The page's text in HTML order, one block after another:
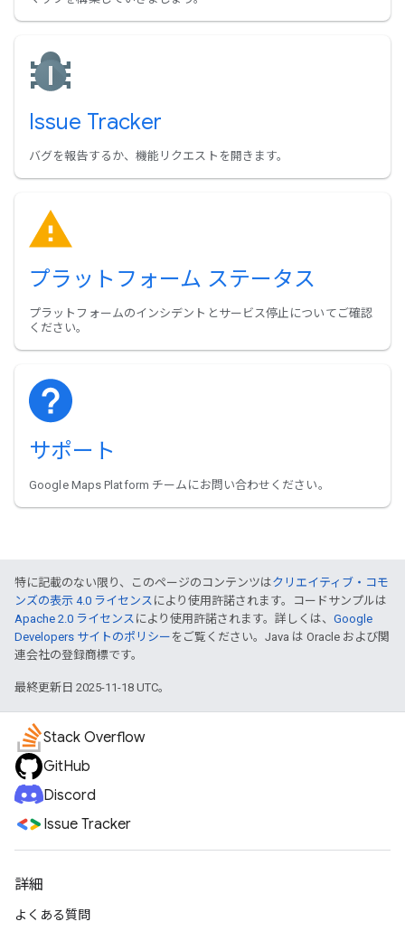
Issue Tracker
バグを報告するか、機能リクエストを開きます。
プラットフォーム ステータス
プラットフォームのインシデントとサービス停止についてご確認
ください。
サポート
Google Maps Platform チームにお問い合わせください。
特に記載のない限り、このページのコンテンツはクリエイティブ・コモ
ンズの表示 4.0 ライセンス により使用許諾されます。コードサンプルは
Apache 2.0 ライセンス により使用許諾されます。詳しくは、 Google
Developers サイトのポリシー をご覧ください。Java は Oracle および関
連会社の登録商標です。
最終更新日 2025-11-18 UTC。
Stack Overflow
GitHub
Discord
Issue Tracker
詳細
よくある質問